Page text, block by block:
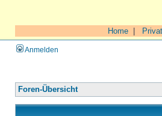
Home Privat
Anmelden
Foren-Übersicht